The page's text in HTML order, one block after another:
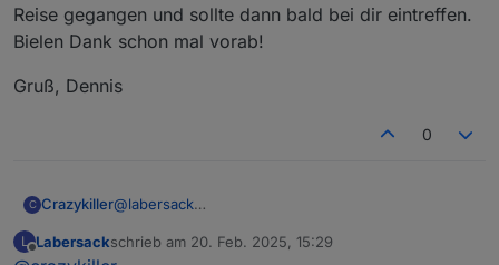
Reise gegangen und sollte dann bald bei dir eintreffen.
Bielen Dank schon mal vorab!
Gruß, Dennis
0
C Crazykiller@labersack
wieder zusammen hatte. Das Päckchen ist gestern
Gruß, Dennis
L Labersackschrieb am 20. Feb. 2025, 15:29
zuletzt editiert von